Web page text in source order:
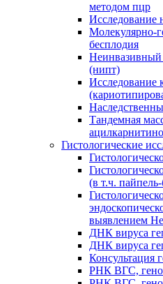
методом пцр
Исследование
Молекулярно-
бесплодия
Неинвазивный
(нипт)
Исследование
Тандемная
Гистологические
(в т.ч.
выявлением
ДНК вируса
ДНК вируса
Консультация
РНК ВГC,